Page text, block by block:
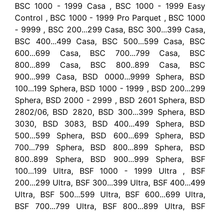
BSC 1000 - 1999 Casa , BSC 1000 - 1999 Easy
Control , BSC 1000 - 1999 Pro Parquet , BSC 1000
- 9999 , BSC 200...299 Casa, BSC 300...399 Casa,
BSC 400...499 Casa, BSC 500...599 Casa, BSC
600...699 Casa, BSC 700...799 Casa, BSC
800...899 Casa, BSC 800..899 Casa, BSC
900...999 Casa, BSD 0000...9999 Sphera, BSD
100...199 Sphera, BSD 1000 - 1999 , BSD 200...299
Sphera, BSD 2000 - 2999 , BSD 2601 Sphera, BSD
2802/06, BSD 2820, BSD 300...399 Sphera, BSD
3030, BSD 3083, BSD 400...499 Sphera, BSD
500...599 Sphera, BSD 600...699 Sphera, BSD
700...799 Sphera, BSD 800...899 Sphera, BSD
800..899 Sphera, BSD 900...999 Sphera, BSF
100...199 Ultra, BSF 1000 - 1999 Ultra , BSF
200...299 Ultra, BSF 300...399 Ultra, BSF 400...499
Ultra, BSF 500...599 Ultra, BSF 600...699 Ultra,
BSF 700...799 Ultra, BSF 800...899 Ultra, BSF